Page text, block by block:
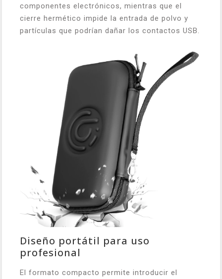
componentes electrónicos, mientras que el
cierre hermético impide la entrada de polvo y
partículas que podrían dañar los contactos USB.
Diseño portátil para uso
profesional
El formato compacto permite introducir el